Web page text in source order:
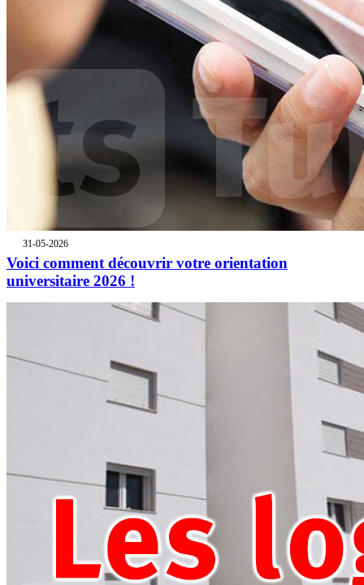
31-05-2026
Voici comment découvrir votre orientation
universitaire 2026 !